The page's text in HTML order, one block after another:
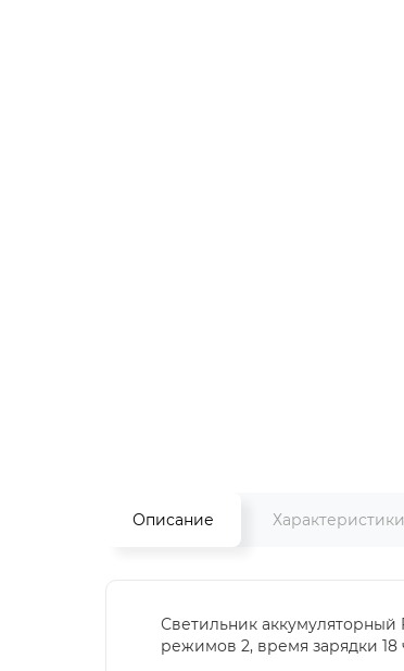
Описание Характеристики
Светильник аккумуляторный
режимов 2, время зарядки 18